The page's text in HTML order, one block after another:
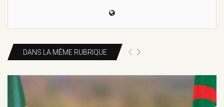
DANS LA MÊME RUBRIQUE